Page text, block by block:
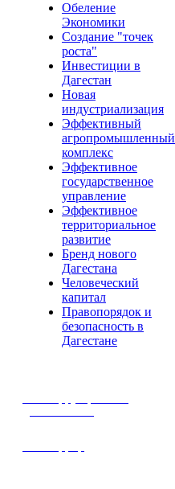
Обеление
Экономики
Создание "точек
роста"
Инвестиции в
Дагестан
Новая
индустриализация
Эффективный
агропромышленный
комплекс
Эффективное
государственное
управление
Эффективное
территориальное
развитие
Бренд нового
Дагестана
Человеческий
капитал
Правопорядок и
безопасность в
Дагестане